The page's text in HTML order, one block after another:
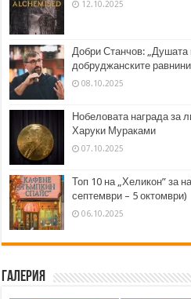
12.10.2025
Добри Станчов: „Душата
добруджанските
08.10.2025
Нобеловата награда за
Харуки Мураками
07.10.2025
Топ 10 на „Хеликон” за
септември – 5 октомври)
06.10.2025
Галерия